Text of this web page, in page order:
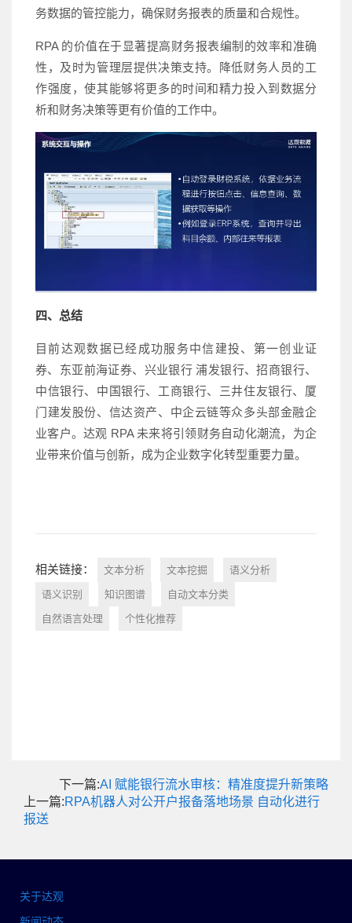
务数据的管控能力，确保财务报表的质量和合规性。
RPA 的价值在于显著提高财务报表编制的效率和准确
性，及时为管理层提供决策支持。降低财务人员的工
作强度，使其能够将更多的时间和精力投入到数据分
析和财务决策等更有价值的工作中。
四、总结
目前达观数据已经成功服务中信建投、第一创业证
券、东亚前海证券、兴业银行 浦发银行、招商银行、
中信银行、中国银行、工商银行、三井住友银行、厦
门建发股份、信达资产、中企云链等众多头部金融企
业客户。达观 RPA 未来将引领财务自动化潮流，为企
业带来价值与创新，成为企业数字化转型重要力量。
相关链接： 文本分析 文本挖掘 语义分析
语义识别 知识图谱 自动文本分类
自然语言处理 个性化推荐
下一篇:AI 赋能银行流水审核：精准度提升新策略
上一篇:RPA机器人对公开户报备落地场景 自动化进行
报送
关于达观